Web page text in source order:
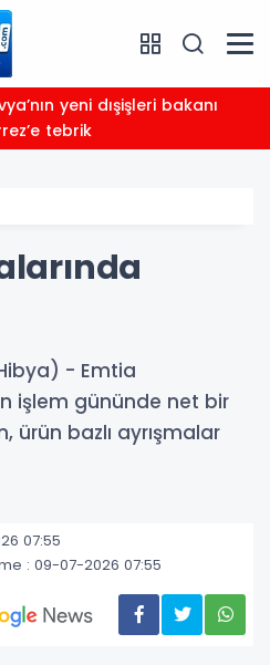
tebrik
- Emtia
işlem gününde net bir
ürün bazlı ayrışmalar
07:55
: 09-07-2026 07:55